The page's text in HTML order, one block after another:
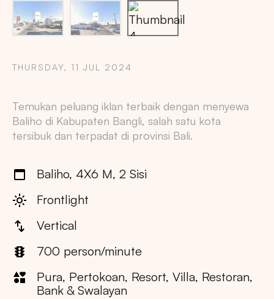
THURSDAY, 11 JUL 2024
Temukan peluang iklan terbaik dengan menyewa
Baliho di Kabupaten Bangli, salah satu kota
tersibuk dan terpadat di provinsi Bali.
Baliho, 4X6 M, 2 Sisi
Frontlight
Vertical
700 person/minute
Pura, Pertokoan, Resort, Villa, Restoran,
Bank & Swalayan
Copy